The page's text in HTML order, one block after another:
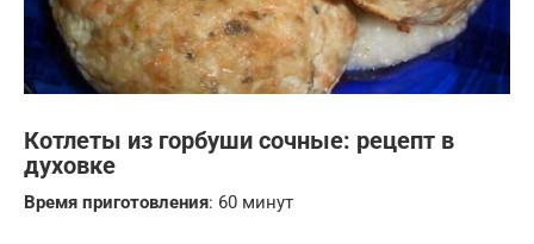
Котлеты из горбуши сочные: рецепт в
духовке
Время приготовления: 60 минут